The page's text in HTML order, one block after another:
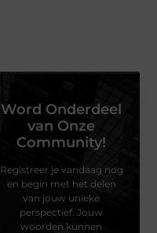
Word Onderdeel
van Onze
Community!
Registreer je vandaag nog
en begin met het delen
van jouw unieke
perspectief. Jouw
woorden kunnen